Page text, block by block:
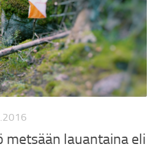
metsään lauantaina eli